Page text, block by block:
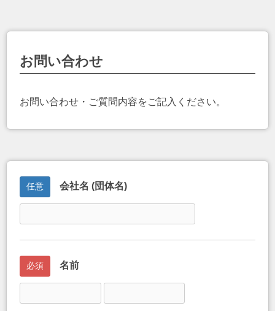
お問い合わせ
お問い合わせ・ご質問内容をご記入ください。
任意 会社名 (団体名)
必須 名前